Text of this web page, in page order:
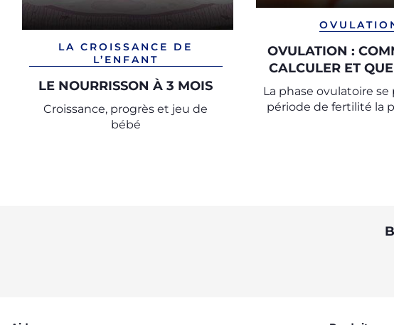
LA CROISSANCE DE
L’ENFANT
LE NOURRISSON À 3 MOIS
Croissance, progrès et jeu de
bébé
OVULATION :
CALCULER ET
LES
La phase ovulatoire se
période de fertilité la